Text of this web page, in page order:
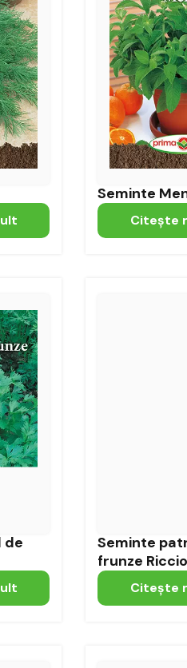
Seminte
Citeşte
de
Seminte
frunze Riccio
Citeşte